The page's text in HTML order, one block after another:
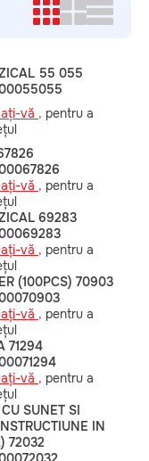
55 055
vă , pentru a
vă , pentru a
69283
vă , pentru a
(100PCS) 70903
vă , pentru a
71294
vă , pentru a
SUNET SI
IN
72032